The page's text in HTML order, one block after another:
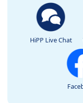
HiPP Live Chat